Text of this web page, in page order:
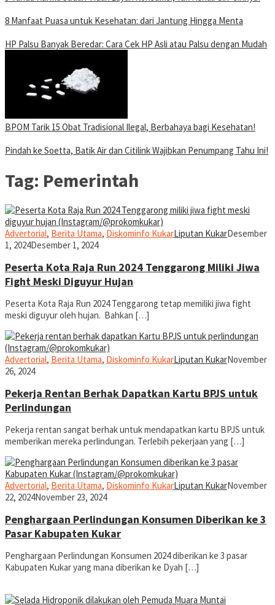
8 Manfaat Puasa untuk Kesehatan: dari Jantung Hingga Menta
HP Palsu Banyak Beredar: Cara Cek HP Asli atau Palsu dengan Mudah
BPOM Tarik 15 Obat Tradisional Ilegal, Berbahaya bagi Kesehatan!
Pindah ke Soetta, Batik Air dan Citilink Wajibkan Penumpang Tahu Ini!
Tag: Pemerintah
Advertorial, Berita Utama, Diskominfo KukarLiputan KukarDesember
1, 2024Desember 1, 2024
Peserta Kota Raja Run 2024 Tenggarong Miliki Jiwa
Fight Meski Diguyur Hujan
Peserta Kota Raja Run 2024 Tenggarong tetap memiliki jiwa fight
meski diguyur oleh hujan. Bahkan […]
Advertorial, Berita Utama, Diskominfo KukarLiputan KukarNovember
26, 2024
Pekerja Rentan Berhak Dapatkan Kartu BPJS untuk
Perlindungan
Pekerja rentan sangat berhak untuk mendapatkan kartu BPJS untuk
memberikan mereka perlindungan. Terlebih pekerjaan yang […]
Advertorial, Berita Utama, Diskominfo KukarLiputan KukarNovember
22, 2024November 23, 2024
Penghargaan Perlindungan Konsumen Diberikan ke 3
Pasar Kabupaten Kukar
Penghargaan Perlindungan Konsumen 2024 diberikan ke 3 pasar
Kabupaten Kukar yang mana diberikan ke Dyah […]